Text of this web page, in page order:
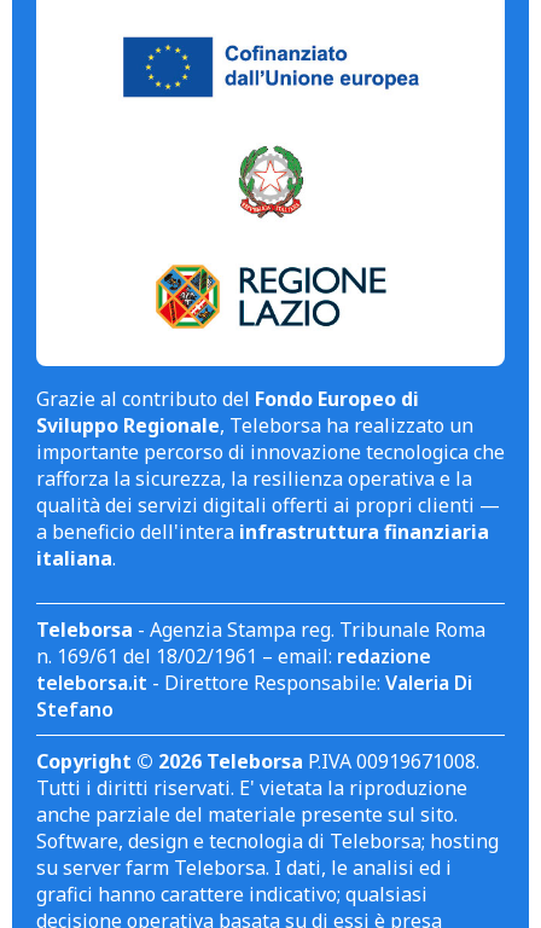
Grazie al contributo del Fondo Europeo di
Sviluppo Regionale, Teleborsa ha realizzato un
importante percorso di innovazione tecnologica che
rafforza la sicurezza, la resilienza operativa e la
qualità dei servizi digitali offerti ai propri clienti —
a beneficio dell'intera infrastruttura finanziaria
italiana.
Teleborsa - Agenzia Stampa reg. Tribunale Roma
n. 169/61 del 18/02/1961 – email: redazione
teleborsa.it - Direttore Responsabile: Valeria Di
Stefano
Copyright © 2026 Teleborsa P.IVA 00919671008.
Tutti i diritti riservati. E' vietata la riproduzione
anche parziale del materiale presente sul sito.
Software, design e tecnologia di Teleborsa; hosting
su server farm Teleborsa. I dati, le analisi ed i
grafici hanno carattere indicativo; qualsiasi
decisione operativa basata su di essi è presa